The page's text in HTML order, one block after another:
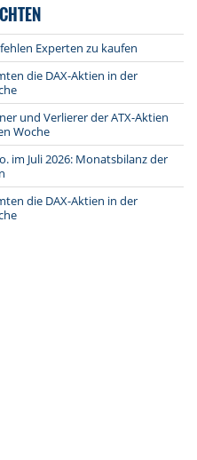
Experten zu kaufen
die DAX-Aktien in der
und Verlierer der ATX-Aktien
Woche
im Juli 2026: Monatsbilanz der
die DAX-Aktien in der